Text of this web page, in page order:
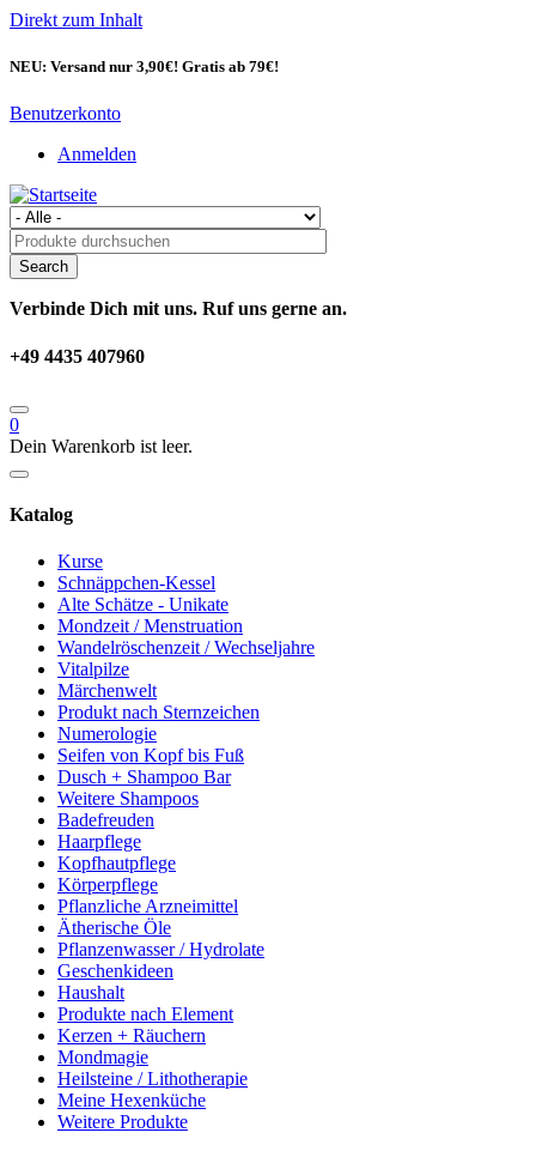
Direkt zum Inhalt
NEU: Versand nur 3,90€! Gratis ab 79€!
Benutzerkonto
Anmelden
Verbinde Dich mit uns. Ruf uns gerne an.
+49 4435 407960
0
Dein Warenkorb ist leer.
Katalog
Kurse
Schnäppchen-Kessel
Alte Schätze - Unikate
Mondzeit / Menstruation
Wandelröschenzeit / Wechseljahre
Vitalpilze
Märchenwelt
Produkt nach Sternzeichen
Numerologie
Seifen von Kopf bis Fuß
Dusch + Shampoo Bar
Weitere Shampoos
Badefreuden
Haarpflege
Kopfhautpflege
Körperpflege
Pflanzliche Arzneimittel
Ätherische Öle
Pflanzenwasser / Hydrolate
Geschenkideen
Haushalt
Produkte nach Element
Kerzen + Räuchern
Mondmagie
Heilsteine / Lithotherapie
Meine Hexenküche
Weitere Produkte